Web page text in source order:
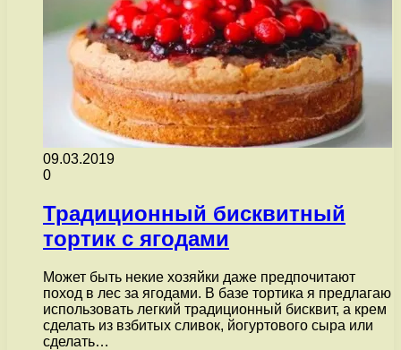
09.03.2019
0
Традиционный бисквитный
тортик с ягодами
Может быть некие хозяйки даже предпочитают
поход в лес за ягодами. В базе тортика я предлагаю
использовать легкий традиционный бисквит, а крем
сделать из взбитых сливок, йогуртового сыра или
сделать…